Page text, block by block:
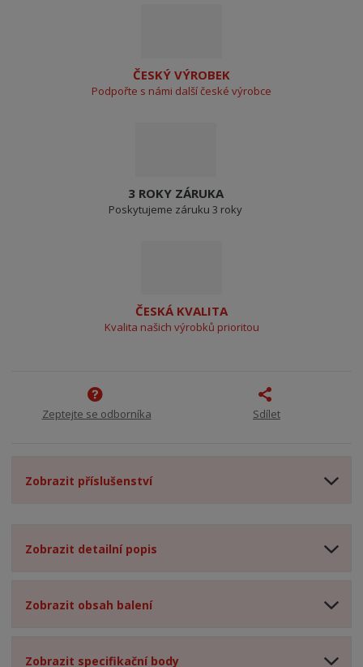
ČESKÝ VÝROBEK
Podpořte s námi další české výrobce
3 ROKY ZÁRUKA
Poskytujeme záruku 3 roky
ČESKÁ KVALITA
Kvalita našich výrobků prioritou
Zeptejte se odborníka Sdílet
Zobrazit příslušenství
Zobrazit detailní popis
Zobrazit obsah balení
Zobrazit specifikační body